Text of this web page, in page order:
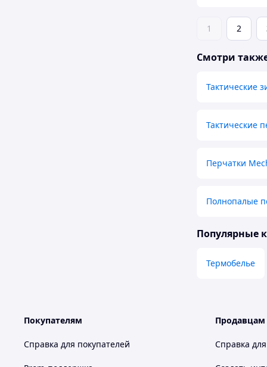
1 2
Смотри
Тактические
Тактические
Перчатки
Полнопалые
Популярные
Термобелье
Покупателям
Справка для покупателей
Продавцам
Справка